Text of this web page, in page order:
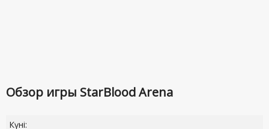
Обзор игры StarBlood Arena
Күні: